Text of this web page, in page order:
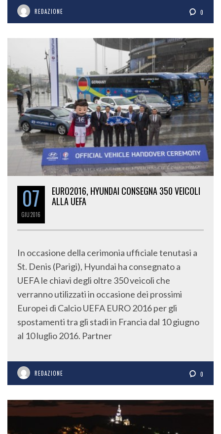
REDAZIONE 0
07
GIU2016
EURO2016, HYUNDAI CONSEGNA 350 VEICOLI
ALLA UEFA
In occasione della cerimonia ufficiale tenutasi a
St. Denis (Parigi), Hyundai ha consegnato a
UEFA le chiavi degli oltre 350 veicoli che
verranno utilizzati in occasione dei prossimi
Europei di Calcio UEFA EURO 2016 per gli
spostamenti tra gli stadi in Francia dal 10 giugno
al 10 luglio 2016. Partner
REDAZIONE 0